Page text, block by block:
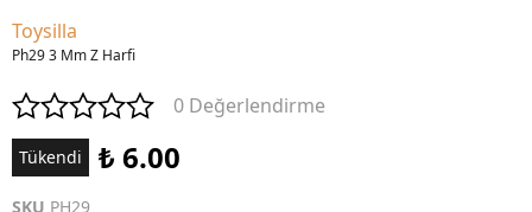
Toysilla
Ph29 3 Mm Z Harfi
0 Değerlendirme
Tükendi ₺ 6.00
SKU PH29